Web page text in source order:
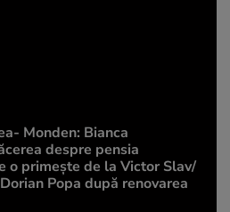
Monden: Bianca
despre pensia
o primește de la Victor Slav/
Popa după renovarea